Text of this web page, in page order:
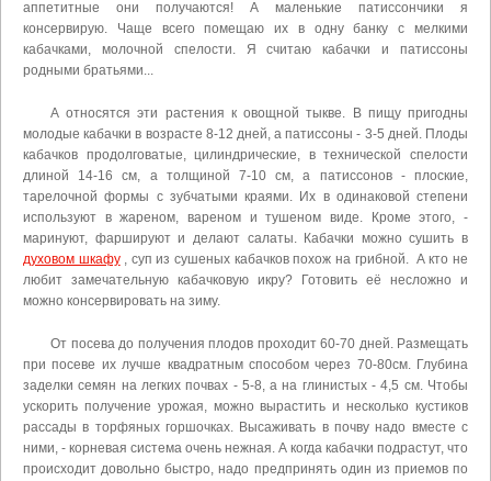
аппетитные они получаются! А маленькие патиссончики я
консервирую. Чаще всего помещаю их в одну банку с мелкими
кабачками, молочной спелости. Я считаю кабачки и патиссоны
родными братьями...
А относятся эти растения к овощной тыкве. В пищу пригодны
молодые кабачки в возрасте 8-12 дней, а патиссоны - 3-5 дней. Плоды
кабачков продолговатые, цилиндрические, в технической спелости
длиной 14-16 см, а толщиной 7-10 см, а патиссонов - плоские,
тарелочной формы с зубчатыми краями. Их в одинаковой степени
используют в жареном, вареном и тушеном виде. Кроме этого, -
маринуют, фаршируют и делают салаты. Кабачки можно сушить в
духовом шкафу, суп из сушеных кабачков похож на грибной. А кто не
любит замечательную кабачковую икру? Готовить её несложно и
можно консервировать на зиму.
От посева до получения плодов проходит 60-70 дней. Размещать
при посеве их лучше квадратным способом через 70-80см. Глубина
заделки семян на легких почвах - 5-8, а на глинистых - 4,5 см. Чтобы
ускорить получение урожая, можно вырастить и несколько кустиков
рассады в торфяных горшочках. Высаживать в почву надо вместе с
ними, - корневая система очень нежная. А когда кабачки подрастут, что
происходит довольно быстро, надо предпринять один из приемов по